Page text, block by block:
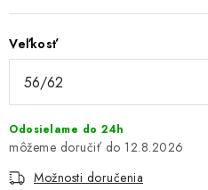
Veľkosť
Odosielame do 24h
12.8.2026
Možnosti doručenia